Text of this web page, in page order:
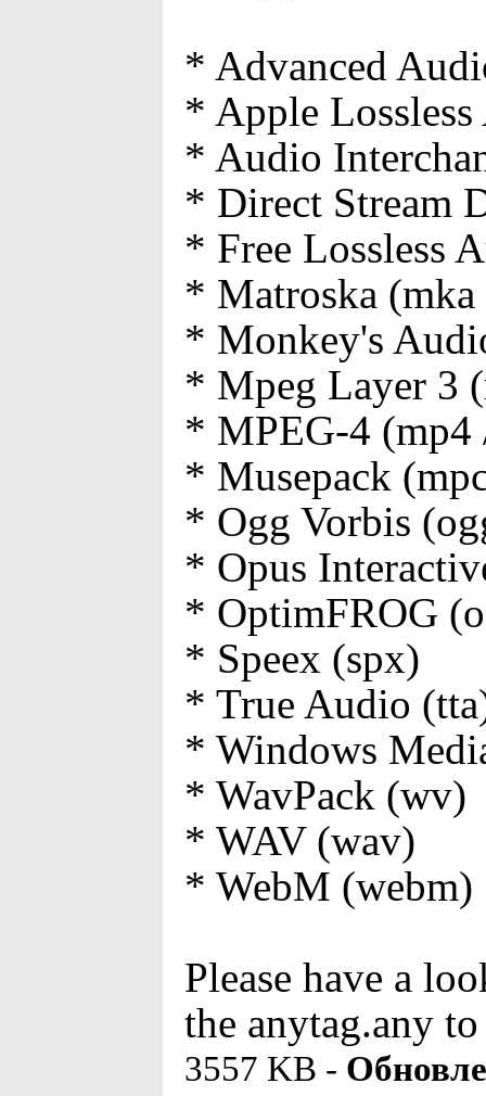
* Advanced
* Apple
* Audio
* Direct Stream
* Free Lossless
* Matroska
* Monkey's
* Mpeg Layer 3
* MPEG-4 (mp4
* Musepack
* Ogg Vorbis
* Opus
* OptimFROG
* Speex (spx)
* True Audio
* Windows
* WavPack (wv)
* WAV (wav)
* WebM (webm)
Please have a
the anytag.any
3557 KB -